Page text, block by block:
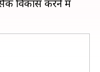
विकास करने में